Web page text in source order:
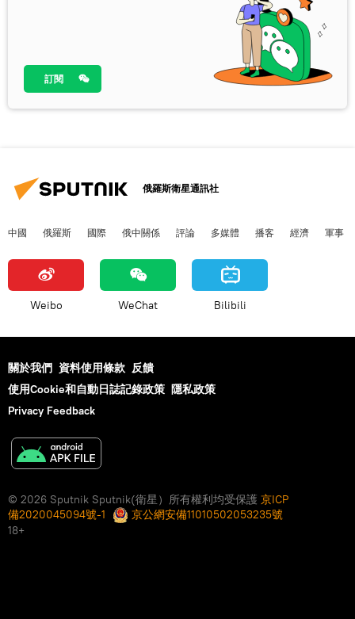
訂閱
俄羅斯衛星通訊社
中國 俄羅斯 國際 俄中關係 評論 多媒體 播客 經濟 軍事
Weibo WeChat Bilibili
關於我們 資料使用條款 反饋
使用Cookie和自動日誌記錄政策 隱私政策
Privacy Feedback
© 2026 Sputnik Sputnik(衛星）所有權利均受保護 京ICP
備2020045094號-1
京公網安備11010502053235號
18+